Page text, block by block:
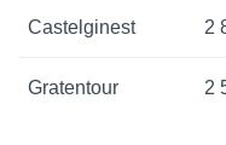
Castelginest 2
Gratentour 2